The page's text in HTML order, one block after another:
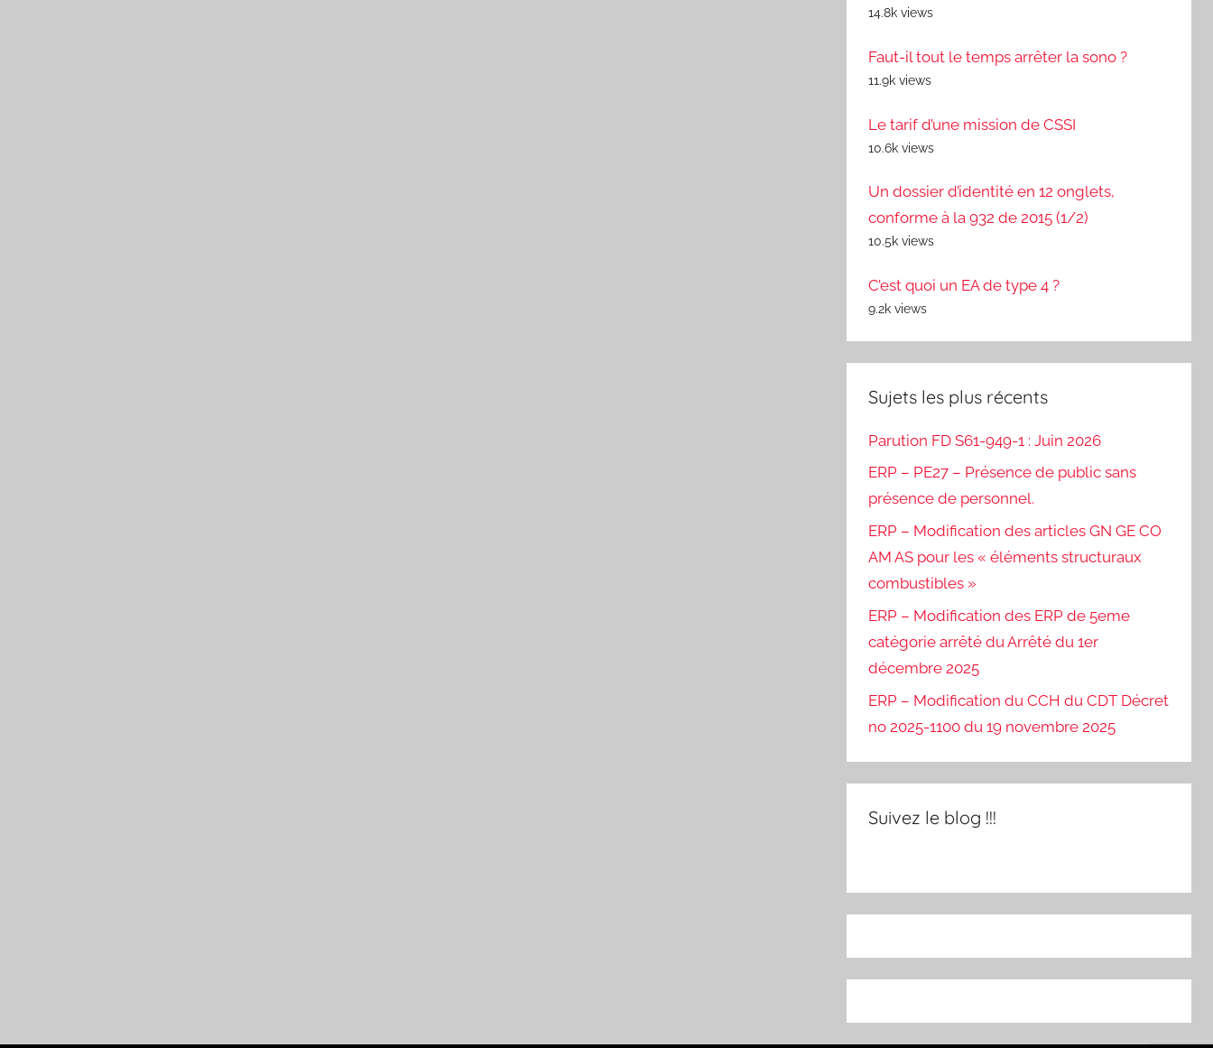
14.8k views
Faut-il tout le temps arrêter la sono ?
11.9k views
Le tarif d’une mission de CSSI
10.6k views
Un dossier d’identité en 12 onglets,
conforme à la 932 de 2015 (1/2)
10.5k views
C’est quoi un EA de type 4 ?
9.2k views
Sujets les plus récents
Parution FD S61-949-1 : Juin 2026
ERP – PE27 – Présence de public sans
présence de personnel.
ERP – Modification des articles GN GE CO
AM AS pour les « éléments structuraux
combustibles »
ERP – Modification des ERP de 5eme
catégorie arrêté du Arrêté du 1er
décembre 2025
ERP – Modification du CCH du CDT Décret
no 2025-1100 du 19 novembre 2025
Suivez le blog !!!